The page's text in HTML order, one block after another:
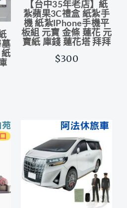
紙
【台中35年老店】紙
紮蘋果3C禮盒 紙紮手
機 紙紮IPhone手機平
板組 元寶 金條 蓮花 元
寶紙 庫錢 蓮花塔 拜拜
$300